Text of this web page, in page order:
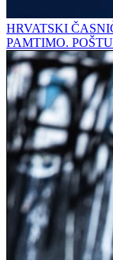
HRVATSKI
PAMTIMO.